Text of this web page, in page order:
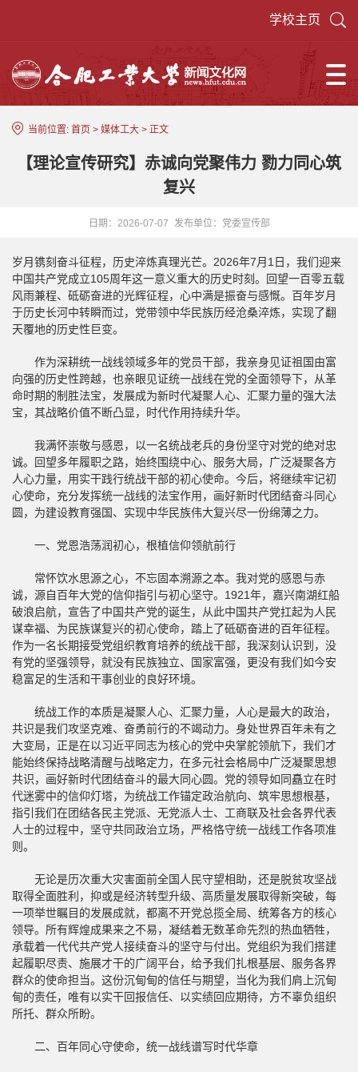
学校主页
当前位置: 首页 > 媒体工大 > 正文
【理论宣传研究】赤诚向党聚伟力 勠力同心筑
复兴
日期：2026-07-07 发布单位：党委宣传部
岁月镌刻奋斗征程，历史淬炼真理光芒。2026年7月1日，我们迎来
中国共产党成立105周年这一意义重大的历史时刻。回望一百零五载
风雨兼程、砥砺奋进的光辉征程，心中满是振奋与感慨。百年岁月
于历史长河中转瞬而过，党带领中华民族历经沧桑淬炼，实现了翻
天覆地的历史性巨变。
作为深耕统一战线领域多年的党员干部，我亲身见证祖国由富
向强的历史性跨越，也亲眼见证统一战线在党的全面领导下，从革
命时期的制胜法宝，发展成为新时代凝聚人心、汇聚力量的强大法
宝，其战略价值不断凸显，时代作用持续升华。
我满怀崇敬与感恩，以一名统战老兵的身份坚守对党的绝对忠
诚。回望多年履职之路，始终围绕中心、服务大局，广泛凝聚各方
人心力量，用实干践行统战干部的初心使命。今后，将继续牢记初
心使命，充分发挥统一战线的法宝作用，画好新时代团结奋斗同心
圆，为建设教育强国、实现中华民族伟大复兴尽一份绵薄之力。
一、党恩浩荡润初心，根植信仰领航前行
常怀饮水思源之心，不忘固本溯源之本。我对党的感恩与赤
诚，源自百年大党的信仰指引与初心坚守。1921年，嘉兴南湖红船
破浪启航，宣告了中国共产党的诞生，从此中国共产党扛起为人民
谋幸福、为民族谋复兴的初心使命，踏上了砥砺奋进的百年征程。
作为一名长期接受党组织教育培养的统战干部，我深刻认识到，没
有党的坚强领导，就没有民族独立、国家富强，更没有我们如今安
稳富足的生活和干事创业的良好环境。
统战工作的本质是凝聚人心、汇聚力量，人心是最大的政治，
共识是我们攻坚克难、奋勇前行的不竭动力。身处世界百年未有之
大变局，正是在以习近平同志为核心的党中央掌舵领航下，我们才
能始终保持战略清醒与战略定力，在多元社会格局中广泛凝聚思想
共识，画好新时代团结奋斗的最大同心圆。党的领导如同矗立在时
代迷雾中的信仰灯塔，为统战工作锚定政治航向、筑牢思想根基，
指引我们在团结各民主党派、无党派人士、工商联及社会各界代表
人士的过程中，坚守共同政治立场，严格恪守统一战线工作各项准
则。
无论是历次重大灾害面前全国人民守望相助，还是脱贫攻坚战
取得全面胜利，抑或是经济转型升级、高质量发展取得新突破，每
一项举世瞩目的发展成就，都离不开党总揽全局、统筹各方的核心
领导。所有辉煌成果来之不易，凝结着无数革命先烈的热血牺牲，
承载着一代代共产党人接续奋斗的坚守与付出。党组织为我们搭建
起履职尽责、施展才干的广阔平台，给予我们扎根基层、服务各界
群众的使命担当。这份沉甸甸的信任与期望，当化为我们肩上沉甸
甸的责任，唯有以实干回报信任、以实绩回应期待，方不辜负组织
所托、群众所盼。
二、百年同心守使命，统一战线谱写时代华章